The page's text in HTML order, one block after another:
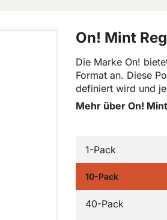
On! Mint
Die Marke On!
Format an. Diese
definiert wird und
Mehr über On!
1-Pack
10-Pack
40-Pack